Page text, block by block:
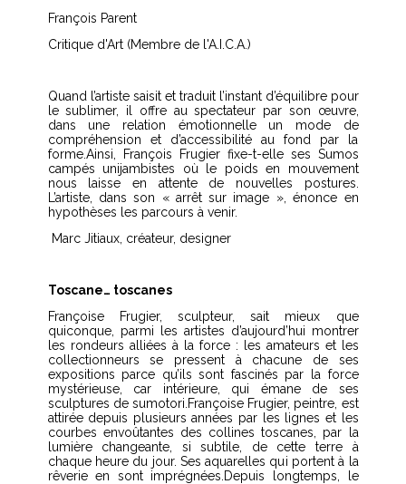
François Parent
Critique d'Art (Membre de l'A.I.C.A.)
Quand l’artiste saisit et traduit l’instant d’équilibre pour
le sublimer, il offre au spectateur par son œuvre,
dans une relation émotionnelle un mode de
compréhension et d’accessibilité au fond par la
forme.Ainsi, François Frugier fixe-t-elle ses Sumos
campés unijambistes où le poids en mouvement
nous laisse en attente de nouvelles postures.
L’artiste, dans son « arrêt sur image », énonce en
hypothèses les parcours à venir.
Marc Jitiaux, créateur, designer
Toscane… toscanes
Françoise Frugier, sculpteur, sait mieux que
quiconque, parmi les artistes d’aujourd’hui montrer
les rondeurs alliées à la force : les amateurs et les
collectionneurs se pressent à chacune de ses
expositions parce qu’ils sont fascinés par la force
mystérieuse, car intérieure, qui émane de ses
sculptures de sumotori.Françoise Frugier, peintre, est
attirée depuis plusieurs années par les lignes et les
courbes envoûtantes des collines toscanes, par la
lumière changeante, si subtile, de cette terre à
chaque heure du jour. Ses aquarelles qui portent à la
rêverie en sont imprégnées.Depuis longtemps, le